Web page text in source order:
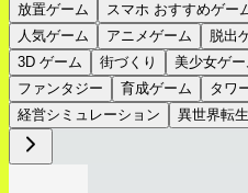
放置ゲーム
スマホ おすすめゲー
人気ゲーム
アニメゲーム 脱出
3D ゲーム
街づくり 美少女ゲー
ファンタジー
育成ゲーム
タワ
経営シミュレーション
異世界転生